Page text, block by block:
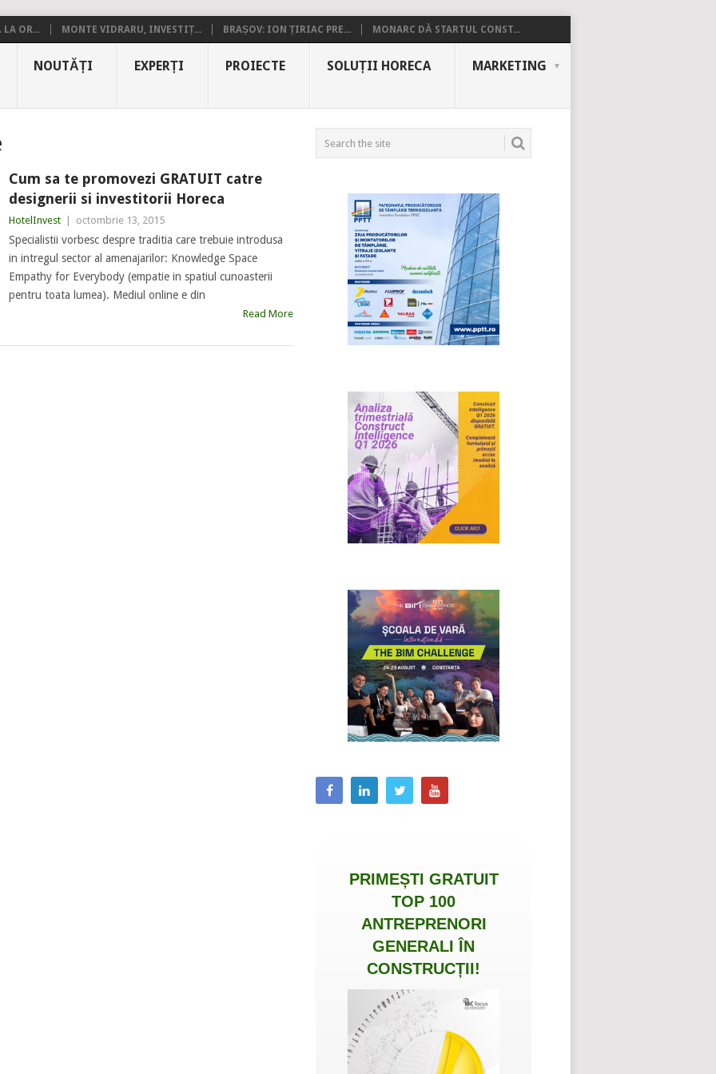
LA OR... MONTE VIDRARU, INVESTIȚ... BRAȘOV: ION ȚIRIAC PRE... MONARC DĂ STARTUL CONST...
NOUTĂȚI EXPERȚI PROIECTE SOLUȚII HORECA MARKETING
Cum sa te promovezi GRATUIT catre
designerii si investitorii Horeca
HotelInvest octombrie 13, 2015
Specialistii vorbesc despre traditia care trebuie introdusa
in intregul sector al amenajarilor: Knowledge Space
Empathy for Everybody (empatie in spatiul cunoasterii
pentru toata lumea). Mediul online e din
Read More
PRIMEȘTI GRATUIT
TOP 100
ANTREPRENORI
GENERALI ÎN
CONSTRUCȚII!